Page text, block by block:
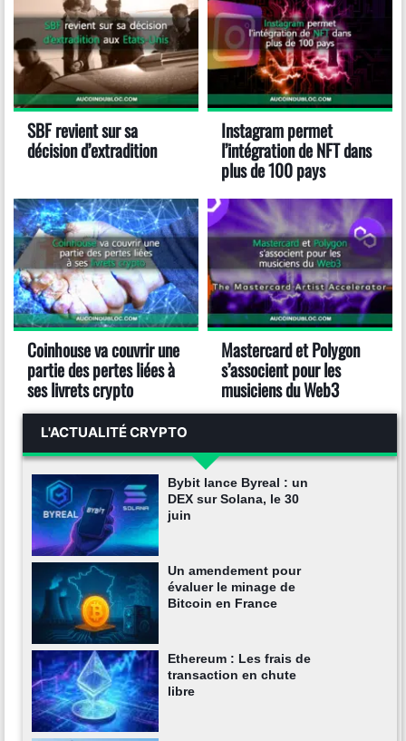
SBF revient sur sa
décision d’extradition
Instagram permet
l’intégration de NFT dans
plus de 100 pays
Coinhouse va couvrir une
partie des pertes liées à
ses livrets crypto
Mastercard et Polygon
s’associent pour les
musiciens du Web3
L'ACTUALITÉ CRYPTO
Bybit lance Byreal : un
DEX sur Solana, le 30
juin
Un amendement pour
évaluer le minage de
Bitcoin en France
Ethereum : Les frais de
transaction en chute
libre